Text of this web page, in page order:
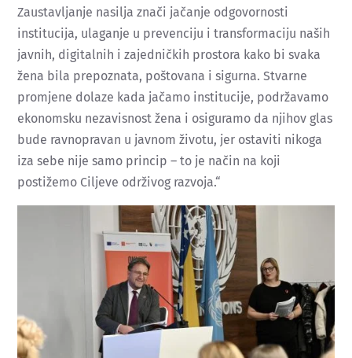
Zaustavljanje nasilja znači jačanje odgovornosti
institucija, ulaganje u prevenciju i transformaciju naših
javnih, digitalnih i zajedničkih prostora kako bi svaka
žena bila prepoznata, poštovana i sigurna. Stvarne
promjene dolaze kada jačamo institucije, podržavamo
ekonomsku nezavisnost žena i osiguramo da njihov glas
bude ravnopravan u javnom životu, jer ostaviti nikoga
iza sebe nije samo princip – to je način na koji
postižemo Ciljeve održivog razvoja.“